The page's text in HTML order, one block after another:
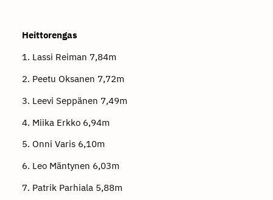
Heittorengas
1. Lassi Reiman 7,84m
2. Peetu Oksanen 7,72m
3. Leevi Seppänen 7,49m
4. Miika Erkko 6,94m
5. Onni Varis 6,10m
6. Leo Mäntynen 6,03m
7. Patrik Parhiala 5,88m